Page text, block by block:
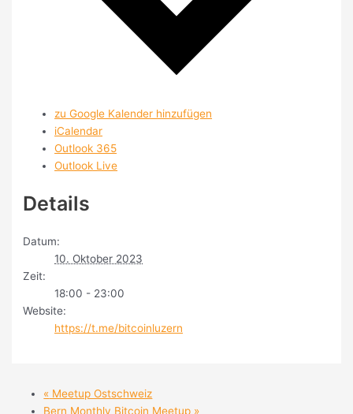
zu Google Kalender hinzufügen
iCalendar
Outlook 365
Outlook Live
Details
Datum:
10. Oktober 2023
Zeit:
18:00 - 23:00
Website:
https://t.me/bitcoinluzern
« Meetup Ostschweiz
Bern Monthly Bitcoin Meetup »